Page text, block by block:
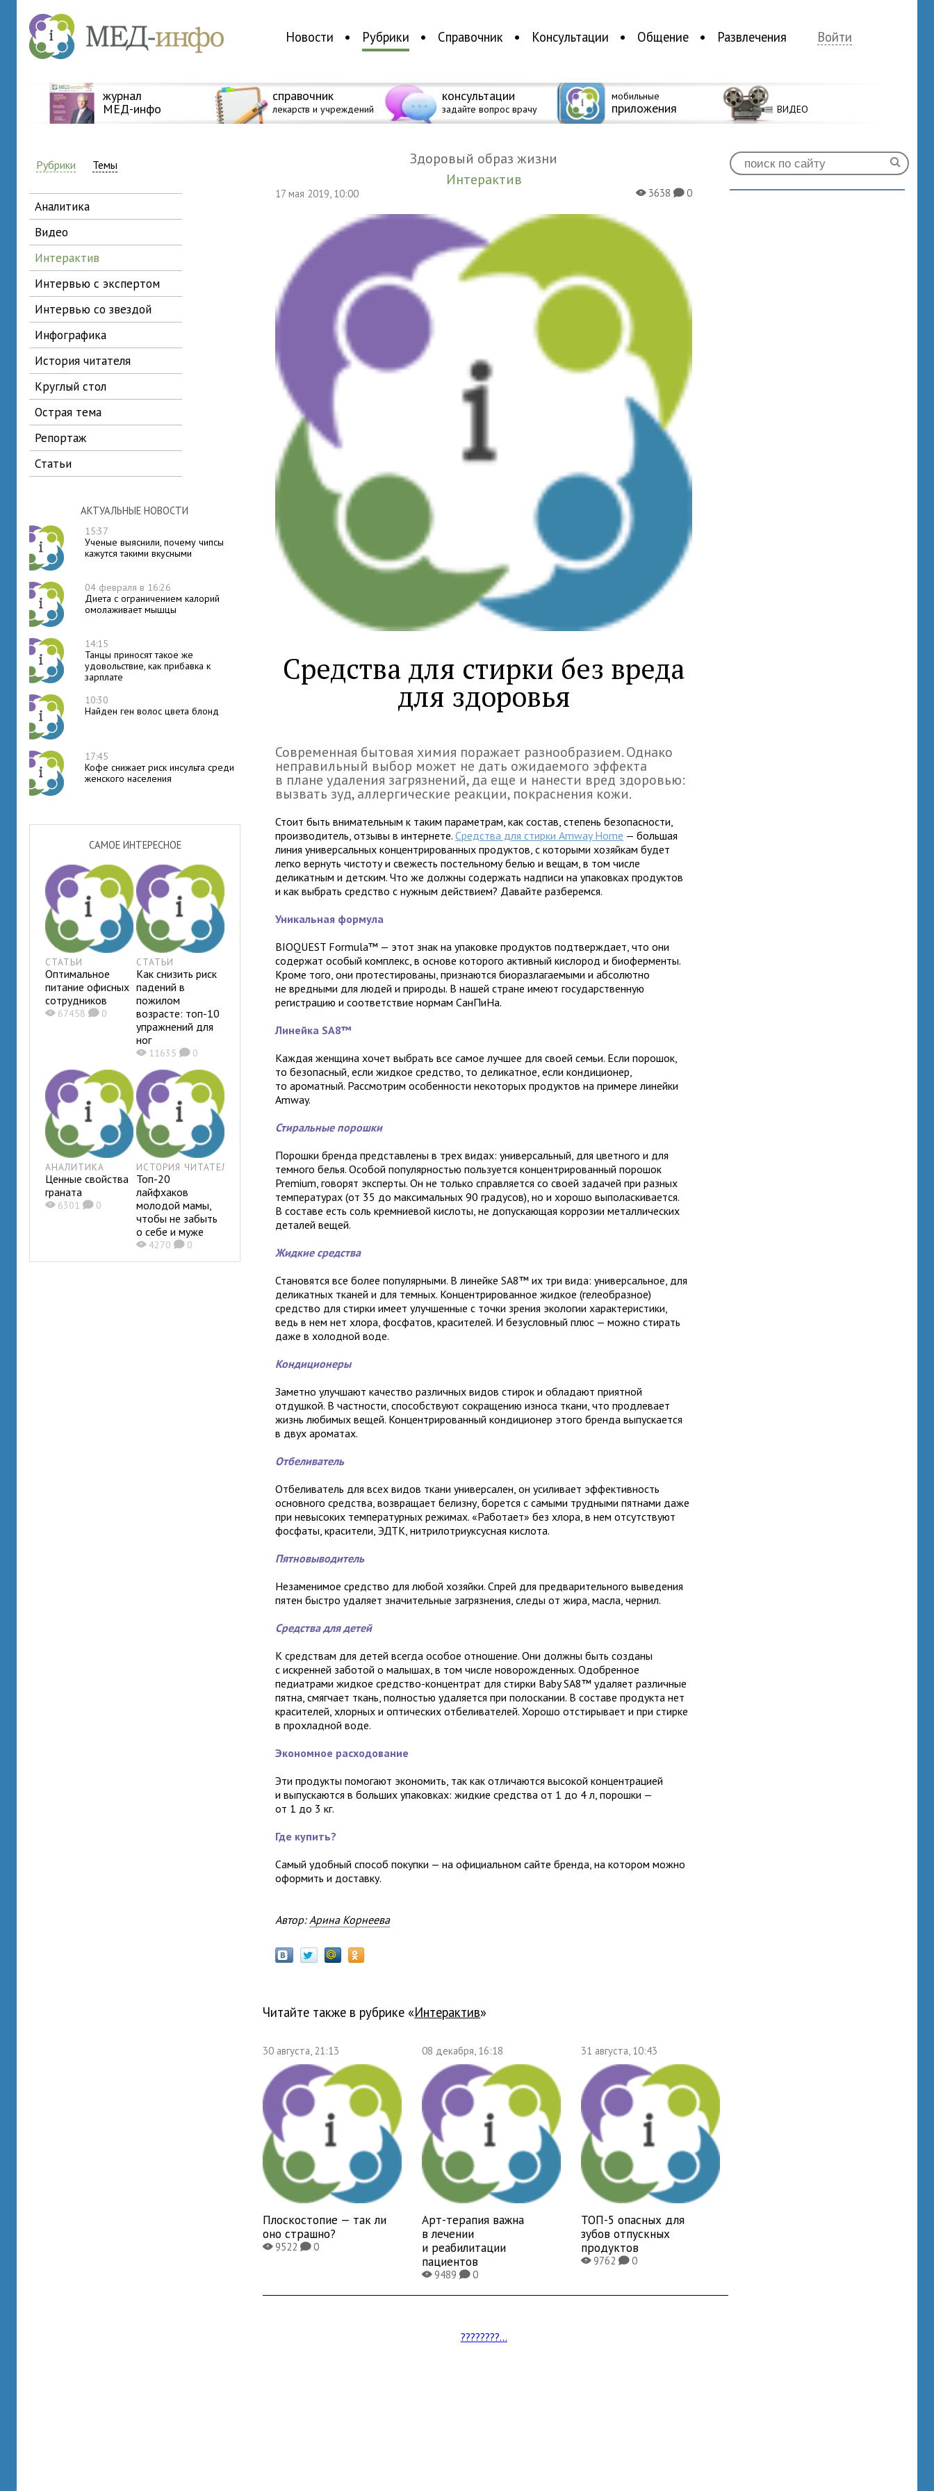
Новости Рубрики Справочник Консультации Общение Развлечения Войти
журнал
МЕД-инфо
справочник
лекарств и учреждений
консультации
задайте вопрос врачу
мобильные
приложения ВИДЕО
Рубрики Темы
аналитика
видео
интерактив
интервью с экспертом
интервью со звездой
инфографика
история читателя
круглый стол
острая тема
репортаж
статьи
АКТУАЛЬНЫЕ НОВОСТИ
15:37
Ученые выяснили, почему чипсы
кажутся такими вкусными
04 февраля в 16:26
Диета с ограничением калорий
омолаживает мышцы
14:15
Танцы приносят такое же
удовольствие, как прибавка к
зарплате
10:30
Найден ген волос цвета блонд
17:45
Кофе снижает риск инсульта среди
женского населения
САМОЕ ИНТЕРЕСНОЕ
СТАТЬИ
Оптимальное
питание офисных
сотрудников
X67458K0
СТАТЬИ
Как снизить риск
падений в
пожилом
возрасте: топ-10
упражнений для
ног
X11635K0
АНАЛИТИКА
Ценные свойства
граната
X6301K0
ИСТОРИЯ ЧИТАТЕЛЯ
Топ-20
лайфхаков
молодой мамы,
чтобы не забыть
о себе и муже
X4270K0
Здоровый образ жизни
Интерактив
17 мая 2019, 10:00 X3638K0
Средства для стирки без вреда
для здоровья
Современная бытовая химия поражает разнообразием. Однако
неправильный выбор может не дать ожидаемого эффекта
в плане удаления загрязнений, да еще и нанести вред здоровью:
вызвать зуд, аллергические реакции, покраснения кожи.
Стоит быть внимательным к таким параметрам, как состав, степень безопасности,
производитель, отзывы в интернете.Средства для стирки Amway Home — большая
линия универсальных концентрированных продуктов, с которыми хозяйкам будет
легко вернуть чистоту и свежесть постельному белью и вещам, в том числе
деликатным и детским. Что же должны содержать надписи на упаковках продуктов
и как выбрать средство с нужным действием? Давайте разберемся.
Уникальная формула
BIOQUEST Formula™ — этот знак на упаковке продуктов подтверждает, что они
содержат особый комплекс, в основе которого активный кислород и биоферменты.
Кроме того, они протестированы, признаются биоразлагаемыми и абсолютно
не вредными для людей и природы. В нашей стране имеют государственную
регистрацию и соответствие нормам СанПиНа.
Линейка SA8™
Каждая женщина хочет выбрать все самое лучшее для своей семьи. Если порошок,
то безопасный, если жидкое средство, то деликатное, если кондиционер,
то ароматный. Рассмотрим особенности некоторых продуктов на примере линейки
Amway.
Стиральные порошки
Порошки бренда представлены в трех видах: универсальный, для цветного и для
темного белья. Особой популярностью пользуется концентрированный порошок
Premium, говорят эксперты. Он не только справляется со своей задачей при разных
температурах (от 35 до максимальных 90 градусов), но и хорошо выполаскивается.
В составе есть соль кремниевой кислоты, не допускающая коррозии металлических
деталей вещей.
Жидкие средства
Становятся все более популярными. В линейке SA8™ их три вида: универсальное, для
деликатных тканей и для темных. Концентрированное жидкое (гелеобразное)
средство для стирки имеет улучшенные с точки зрения экологии характеристики,
ведь в нем нет хлора, фосфатов, красителей. И безусловный плюс — можно стирать
даже в холодной воде.
Кондиционеры
Заметно улучшают качество различных видов стирок и обладают приятной
отдушкой. В частности, способствуют сокращению износа ткани, что продлевает
жизнь любимых вещей. Концентрированный кондиционер этого бренда выпускается
в двух ароматах.
Отбеливатель
Отбеливатель для всех видов ткани универсален, он усиливает эффективность
основного средства, возвращает белизну, борется с самыми трудными пятнами даже
при невысоких температурных режимах. «Работает» без хлора, в нем отсутствуют
фосфаты, красители, ЭДТК, нитрилотриуксусная кислота.
Пятновыводитель
Незаменимое средство для любой хозяйки. Спрей для предварительного выведения
пятен быстро удаляет значительные загрязнения, следы от жира, масла, чернил.
Средства для детей
К средствам для детей всегда особое отношение. Они должны быть созданы
с искренней заботой о малышах, в том числе новорожденных. Одобренное
педиатрами жидкое средство-концентрат для стирки Baby SA8™ удаляет различные
пятна, смягчает ткань, полностью удаляется при полоскании. В составе продукта нет
красителей, хлорных и оптических отбеливателей. Хорошо отстирывает и при стирке
в прохладной воде.
Экономное расходование
Эти продукты помогают экономить, так как отличаются высокой концентрацией
и выпускаются в больших упаковках: жидкие средства от 1 до 4 л, порошки —
от 1 до 3 кг.
Где купить?
Самый удобный способ покупки — на официальном сайте бренда, на котором можно
оформить и доставку.
Автор:Арина Корнеева
Читайте также в рубрике « Интерактив»
30 августа, 21:13
Плоскостопие — так ли
оно страшно?
X9522K0
08 декабря, 16:18
Арт-терапия важна
в лечении
и реабилитации
пациентов
X9489K0
31 августа, 10:43
ТОП-5 опасных для
зубов отпускных
продуктов
X9762K0
????????...